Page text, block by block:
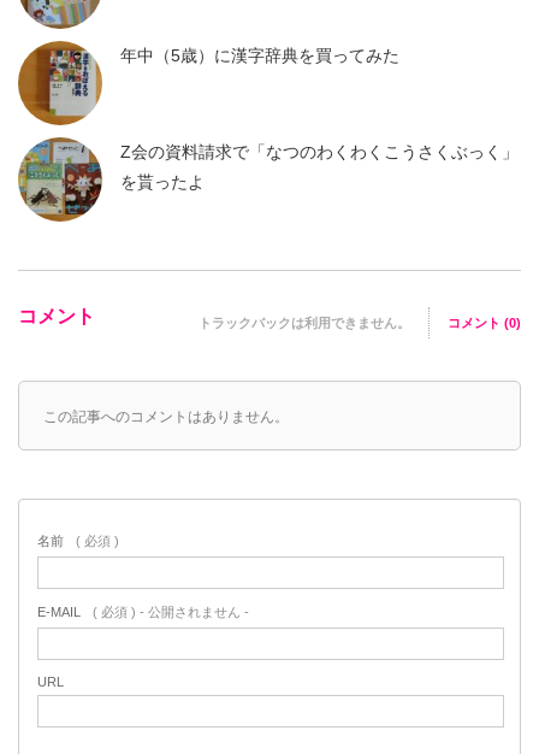
年中（5歳）に漢字辞典を買ってみた
Z会の資料請求で「なつのわくわくこうさくぶっく」
を貰ったよ
コメント トラックバックは利用できません。 コメント (0)
この記事へのコメントはありません。
名前 ( 必須 )
E-MAIL ( 必須 ) - 公開されません -
URL